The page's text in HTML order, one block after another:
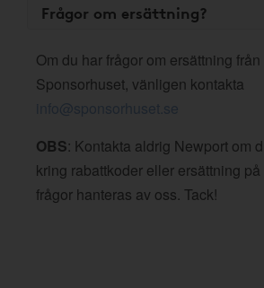
Frågor om ersättning?
Om du har frågor om ersättning
Sponsorhuset, vänligen kontakta
info@sponsorhuset.se
OBS: Kontakta aldrig Newport om
kring rabattkoder eller ersättning
frågor hanteras av oss. Tack!